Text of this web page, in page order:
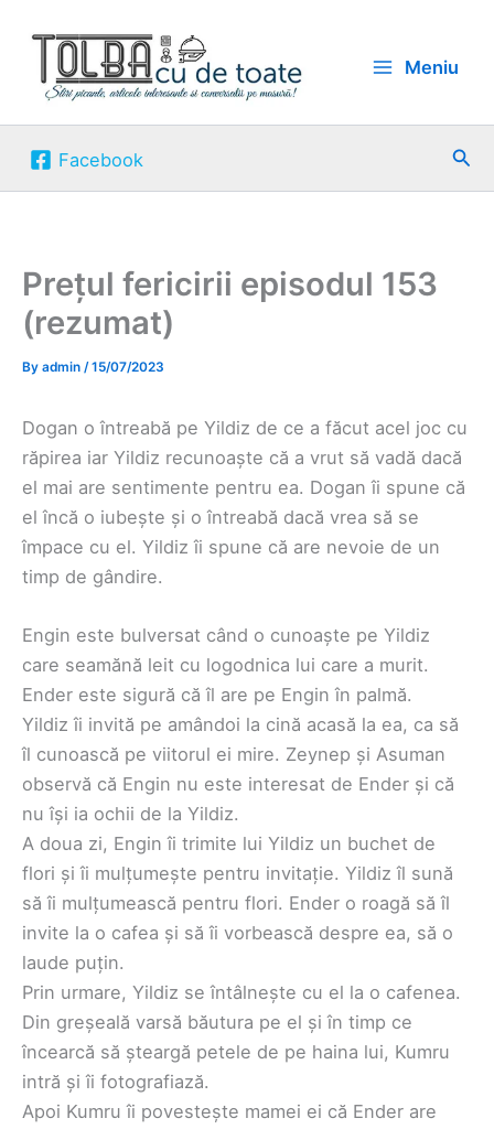
content
Meniu
Facebook
Prețul fericirii episodul 153
(rezumat)
By admin /15/07/2023
Dogan o întreabă pe Yildiz de ce a făcut acel joc cu
răpirea iar Yildiz recunoaște că a vrut să vadă dacă
el mai are sentimente pentru ea. Dogan îi spune că
el încă o iubește și o întreabă dacă vrea să se
împace cu el. Yildiz îi spune că are nevoie de un
timp de gândire.
Engin este bulversat când o cunoaște pe Yildiz
care seamănă leit cu logodnica lui care a murit.
Ender este sigură că îl are pe Engin în palmă.
Yildiz îi invită pe amândoi la cină acasă la ea, ca să
îl cunoască pe viitorul ei mire. Zeynep și Asuman
observă că Engin nu este interesat de Ender și că
nu își ia ochii de la Yildiz.
A doua zi, Engin îi trimite lui Yildiz un buchet de
flori și îi mulțumește pentru invitație. Yildiz îl sună
să îi mulțumească pentru flori. Ender o roagă să îl
invite la o cafea și să îi vorbească despre ea, să o
laude puțin.
Prin urmare, Yildiz se întâlnește cu el la o cafenea.
Din greșeală varsă băutura pe el și în timp ce
încearcă să șteargă petele de pe haina lui, Kumru
intră și îi fotografiază.
Apoi Kumru îi povestește mamei ei că Ender are